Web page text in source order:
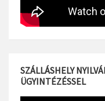
SZÁLLÁSHELY
ÜGYINTÉZÉSSEL